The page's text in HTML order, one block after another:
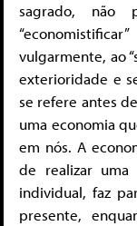
sagrado,
vulgarmente, ao
exterioridade e
se refere antes
uma economia
em nós. A
de realizar uma
individual, faz
presente,